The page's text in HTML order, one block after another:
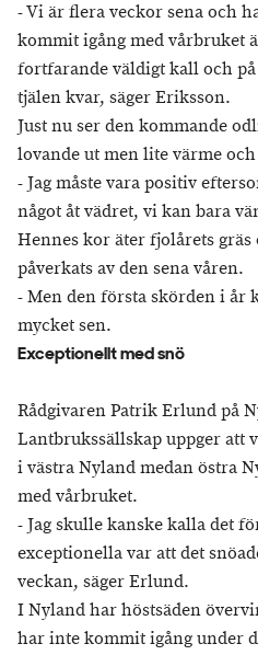
- Vi är flera veckor sena och
kommit igång med vårbruket
fortfarande väldigt kall och
tjälen kvar, säger Eriksson.
Just nu ser den kommande
lovande ut men lite värme
- Jag måste vara positiv
något åt vädret, vi kan bara
Hennes kor äter fjolårets
påverkats av den sena våren.
- Men den första skörden i år
mycket sen.
Exceptionellt med snö
Rådgivaren Patrik Erlund på
Lantbrukssällskap uppger att
i västra Nyland medan östra
med vårbruket.
- Jag skulle kanske kalla det
exceptionella var att det
veckan, säger Erlund.
I Nyland har höstsäden
har inte kommit igång under